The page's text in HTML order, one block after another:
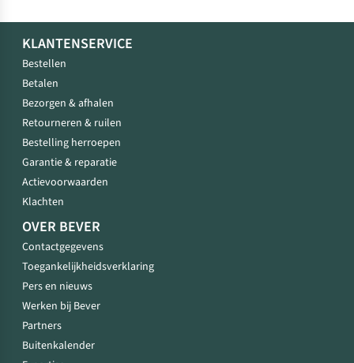
KLANTENSERVICE
Bestellen
Betalen
Bezorgen & afhalen
Retourneren & ruilen
Bestelling herroepen
Garantie & reparatie
Actievoorwaarden
Klachten
OVER BEVER
Contactgegevens
Toegankelijkheidsverklaring
Pers en nieuws
Werken bij Bever
Partners
Buitenkalender